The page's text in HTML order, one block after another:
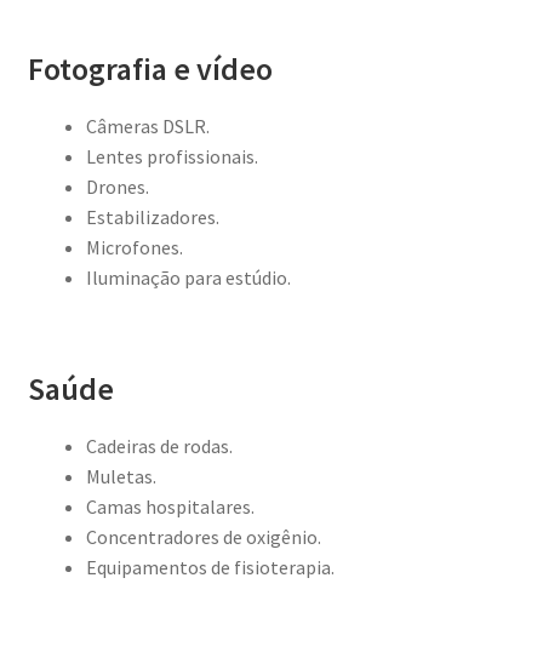
Fotografia e vídeo
Câmeras DSLR.
Lentes profissionais.
Drones.
Estabilizadores.
Microfones.
Iluminação para estúdio.
Saúde
Cadeiras de rodas.
Muletas.
Camas hospitalares.
Concentradores de oxigênio.
Equipamentos de fisioterapia.